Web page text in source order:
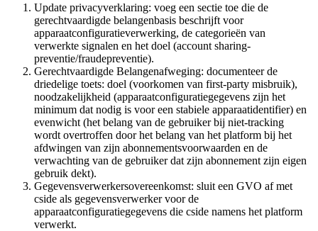
Update privacyverklaring: voeg een sectie toe die de
gerechtvaardigde belangenbasis beschrijft voor
apparaatconfiguratieverwerking, de categorieën van
verwerkte signalen en het doel (account sharing-
preventie/fraudepreventie).
Gerechtvaardigde Belangenafweging: documenteer de
driedelige toets: doel (voorkomen van first-party misbruik),
noodzakelijkheid (apparaatconfiguratiegegevens zijn het
minimum dat nodig is voor een stabiele apparaatidentifier) en
evenwicht (het belang van de gebruiker bij niet-tracking
wordt overtroffen door het belang van het platform bij het
afdwingen van zijn abonnementsvoorwaarden en de
verwachting van de gebruiker dat zijn abonnement zijn eigen
gebruik dekt).
Gegevensverwerkersovereenkomst: sluit een GVO af met
cside als gegevensverwerker voor de
apparaatconfiguratiegegevens die cside namens het platform
verwerkt.